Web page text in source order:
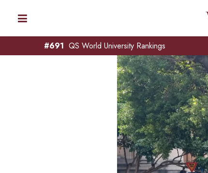
QS World University Rankings
#691